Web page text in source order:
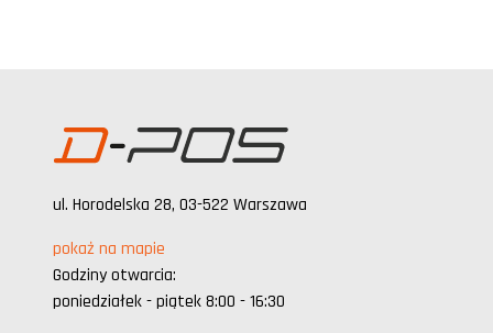
ul. Horodelska 28, 03-522 Warszawa
pokaż na mapie
Godziny otwarcia:
poniedziałek - piątek 8:00 - 16:30